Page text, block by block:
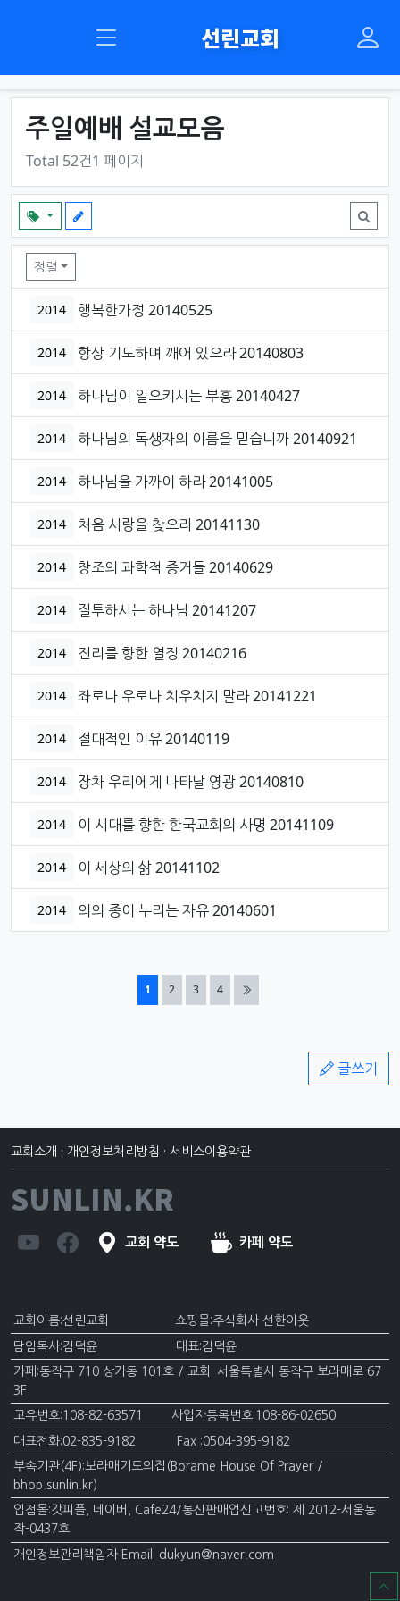
선린교회
주일예배 설교모음
Total 52건1 페이지
주일예배 설교모음 목록
정렬
2014 행복한가정 20140525
2014 항상 기도하며 깨어 있으라 20140803
2014 하나님이 일으키시는 부흥 20140427
2014 하나님의 독생자의 이름을 믿습니까 20140921
2014 하나님을 가까이 하라 20141005
2014 처음 사랑을 찾으라 20141130
2014 창조의 과학적 증거들 20140629
2014 질투하시는 하나님 20141207
2014 진리를 향한 열정 20140216
2014 좌로나 우로나 치우치지 말라 20141221
2014 절대적인 이유 20140119
2014 장차 우리에게 나타날 영광 20140810
2014 이 시대를 향한 한국교회의 사명 20141109
2014 이 세상의 삶 20141102
2014 의의 종이 누리는 자유 20140601
열린
1 페이지
2
페이지3
페이지4
페이지
글쓰기
교회소개 · 개인정보처리방침 · 서비스이용약관
SUNLIN.KR
교회 약도 카페 약도
교회이름:선린교회 쇼핑몰:주식회사 선한이웃
담임목사:김덕윤 대표:김덕윤
카페:동작구 710 상가동 101호 / 교회: 서울특별시 동작구 보라매로 67
3F
고유번호:108-82-63571 사업자등록번호:108-86-02650
대표전화:02-835-9182 Fax :0504-395-9182
부속기관(4F):보라매기도의집(Borame House Of Prayer /
bhop.sunlin.kr)
입점몰:갓피플, 네이버, Cafe24/통신판매업신고번호: 제 2012-서울동
작-0437호
개인정보관리책임자 Email: dukyun@naver.com